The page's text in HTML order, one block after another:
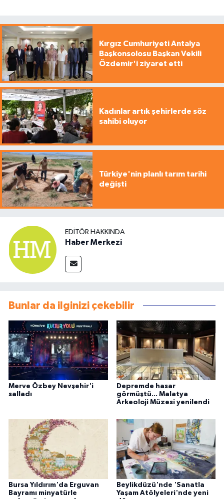
Kırgız Cumhuriyeti Antalya
Başkonsolosu Başkan Vekili
Özdemir'i ziyaret etti
Kadınlar artık şehirlerde söz
sahibi oluyor
Türkiye'nin planlı tarım tarihi
değişti
EDITÖR HAKKINDA
Haber Merkezi
Bunlar da ilginizi çekebilir
Merve Özbey Nevşehir'i
salladı
Depremde hasar
görmüştü... Malatya
Arkeoloji Müzesi yenilendi
Bursa Yıldırım'da Erguvan
Bayramı minyatürle
Beylikdüzü'nde 'Sanatla
Yaşam Atölyeleri'nde yeni